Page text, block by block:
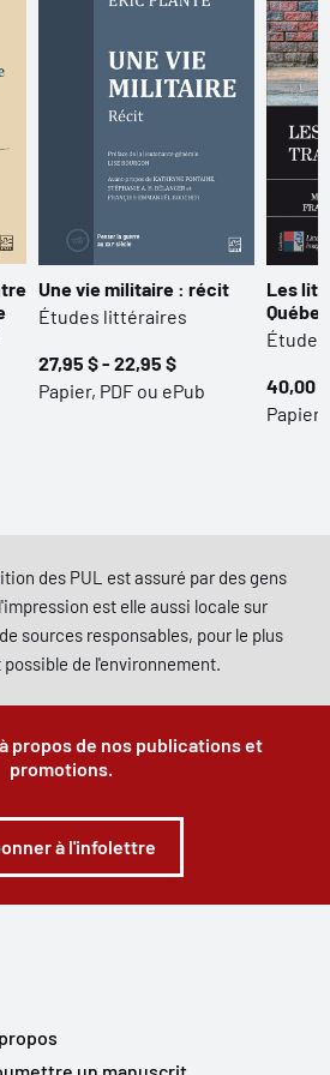
Une vie militaire : récit
Études littéraires
27,95 $ - 22,95 $
Papier, PDF ou ePub
Les
Québec
40,00
Papier,
des PUL est assuré par des gens
est elle aussi locale sur
sources responsables, pour le plus
de l'environnement.
propos de nos publications et
promotions.
à l'infolettre